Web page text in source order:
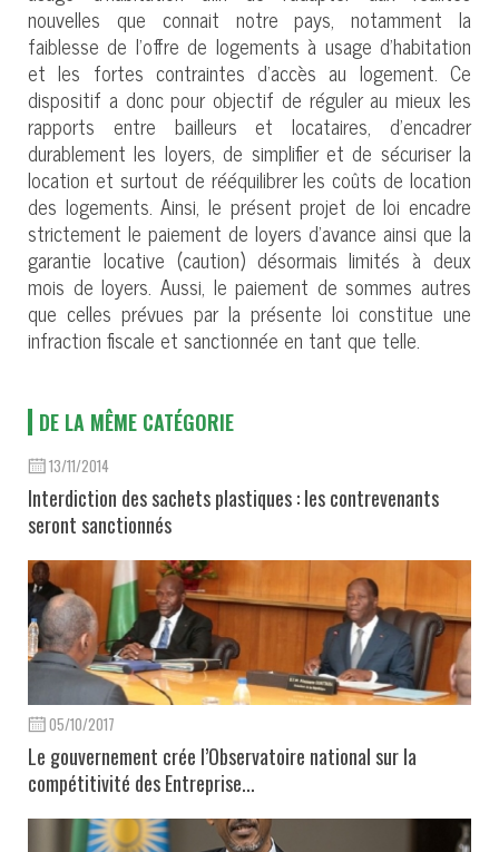
nouvelles que connait notre pays, notamment la
faiblesse de l’offre de logements à usage d’habitation
et les fortes contraintes d’accès au logement. Ce
dispositif a donc pour objectif de réguler au mieux les
rapports entre bailleurs et locataires, d’encadrer
durablement les loyers, de simplifier et de sécuriser la
location et surtout de rééquilibrer les coûts de location
des logements. Ainsi, le présent projet de loi encadre
strictement le paiement de loyers d’avance ainsi que la
garantie locative (caution) désormais limités à deux
mois de loyers. Aussi, le paiement de sommes autres
que celles prévues par la présente loi constitue une
infraction fiscale et sanctionnée en tant que telle.
DE LA MÊME CATÉGORIE
13/11/2014
Interdiction des sachets plastiques : les contrevenants
seront sanctionnés
05/10/2017
Le gouvernement crée l’Observatoire national sur la
compétitivité des Entreprise...